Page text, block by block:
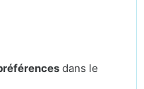
dans le